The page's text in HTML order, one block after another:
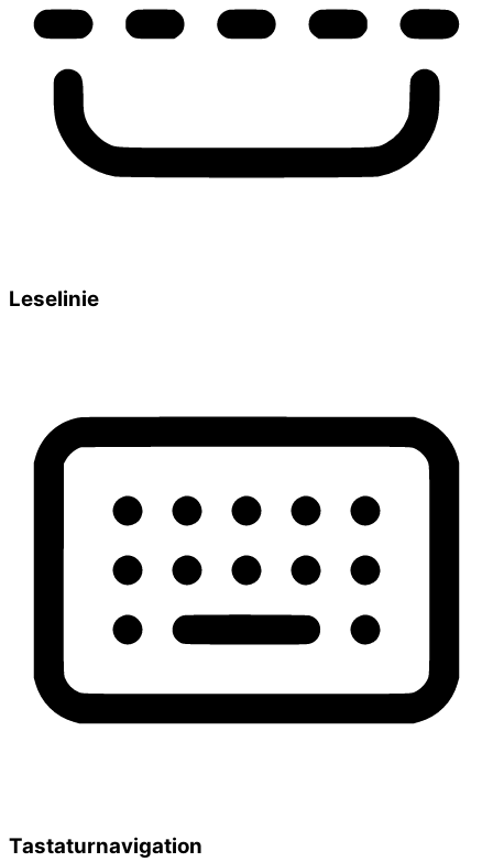
Leselinie
Tastaturnavigation